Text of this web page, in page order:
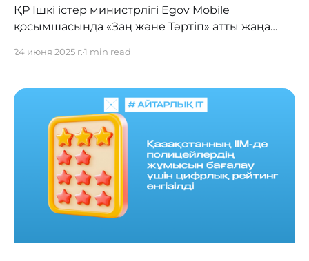
ҚР Ішкі істер министрлігі Egov Mobile
қосымшасында «Заң және Тәртіп» атты жаңа
соның ішінде қоғамдық тәртіпті бұзу, отбасылық
зорлық-зомбылық немесе жол-көлік оқиғалары
туралы. EGov Mobile басты бетінде арнайы «Заң
және Тәртіп» иконкасы пайда болды. ІІМ
баспасөз қызметінің
24 июня 2025 г.1 min read